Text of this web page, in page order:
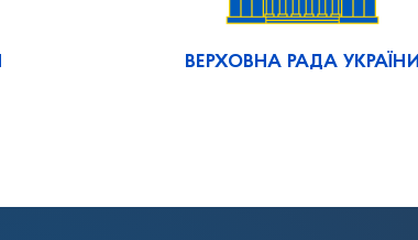
ВЕРХОВНА РАДА УКРАЇНИ